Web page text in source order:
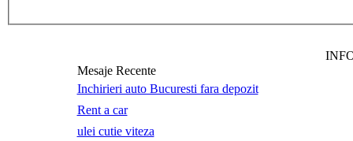
Mesaje Recente
Inchirieri auto Bucuresti fara depozit
Rent a car
ulei cutie viteza